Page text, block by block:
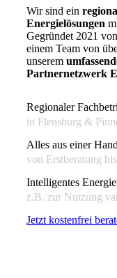
Wir sind ein
Energielösungen
Gegründet 2021
einem Team von
unserem
Partnernetzwerk
Regionaler
in Flensburg &
Alles aus einer Hand
von Erstberatung
Intelligentes
z.B. zur Nutzung
Jetzt kostenfrei berat